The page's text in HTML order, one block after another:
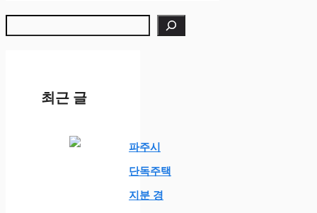
최근 글
파주시
단독주택
지분 경